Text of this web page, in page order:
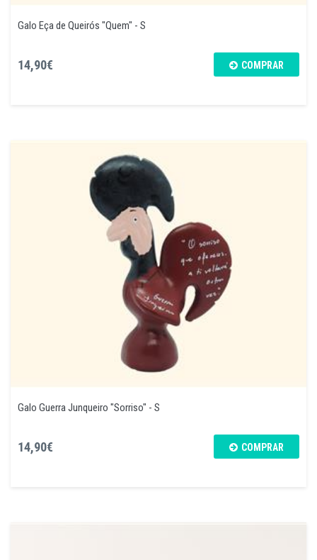
Galo Eça de Queirós "Quem" - S
14,90€ COMPRAR
Galo Guerra Junqueiro "Sorriso" - S
14,90€ COMPRAR